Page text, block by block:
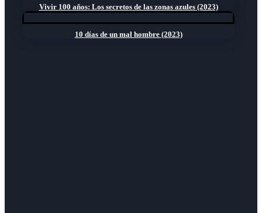
Vivir 100 años: Los secretos de las zonas azules (2023)
10 días de un mal hombre (2023)